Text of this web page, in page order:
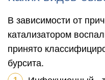
В зависимости от
катализатором
принято
бурсита.